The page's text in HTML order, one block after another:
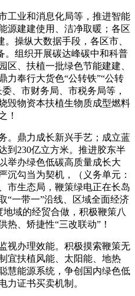
业和消息化局等，推进智能
源建建使用、洁净取暖；各区
操纵大数据手段，各区市、
。组织开展碳达峰碳中和科普
区、扶植一批绿色节能建建、
力奉行大货色“公转铁”“公转
、市财务局、市税务局等，
毁物资本扶植生物质成型燃料
！
鼎力成长新兴手艺；成立蓝
到230亿立方米。推进胶东半
举办绿色低碳高质量成长大
沉勾当为契机，（义务单元：
市生态局，鞭策绿电正在长岛
“一带一”沿线、区域全面经济
域的经贸合做，积极鞭策八
热、矫捷性“三改联动”！
办理效能。积极摸索鞭策无
宜扶植风能、太阳能、地热
慧能源系统，争创国内绿色低
力证书买卖机制。